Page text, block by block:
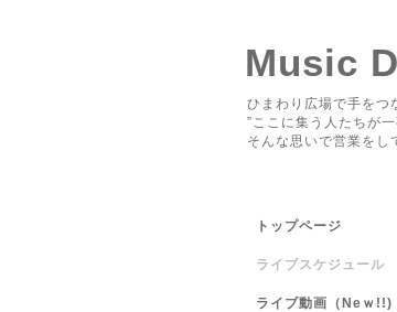
Music
ひまわり広場で手をつ
”ここに集う人たちが
そんな思いで営業をし
トップページ
ライブスケジュール
ライブ動画（Neｗ!!)